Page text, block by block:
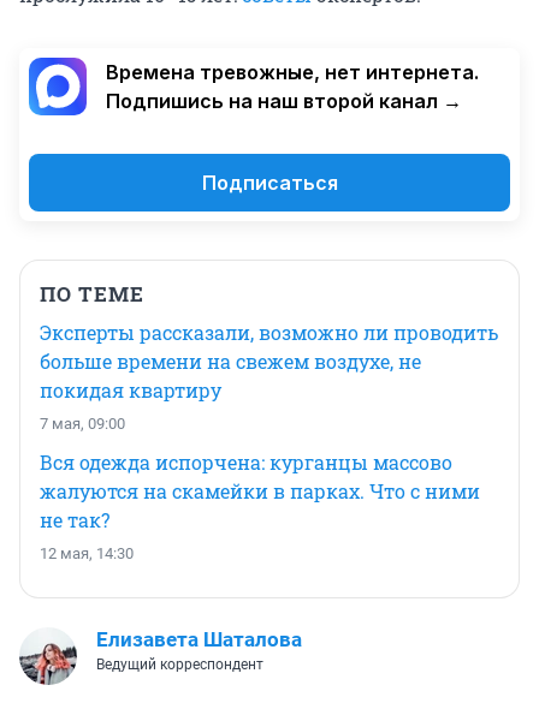
Времена тревожные, нет интернета.
Подпишись на наш второй канал →
Подписаться
ПО ТЕМЕ
Эксперты рассказали, возможно ли проводить
больше времени на свежем воздухе, не
покидая квартиру
7 мая, 09:00
Вся одежда испорчена: курганцы массово
жалуются на скамейки в парках. Что с ними
не так?
12 мая, 14:30
Елизавета Шаталова
Ведущий корреспондент